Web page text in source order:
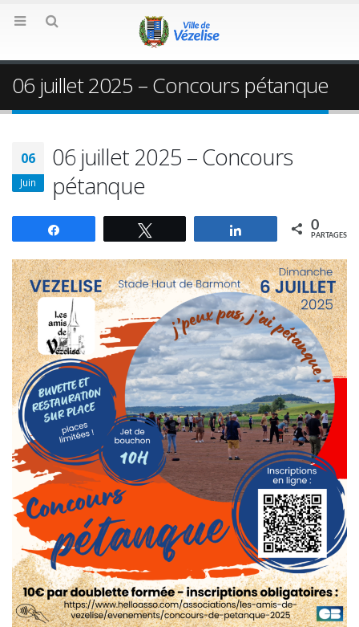
06 juillet 2025 – Concours pétanque
06
Juin
06 juillet 2025 – Concours
pétanque
Partagez 0
PARTAGES